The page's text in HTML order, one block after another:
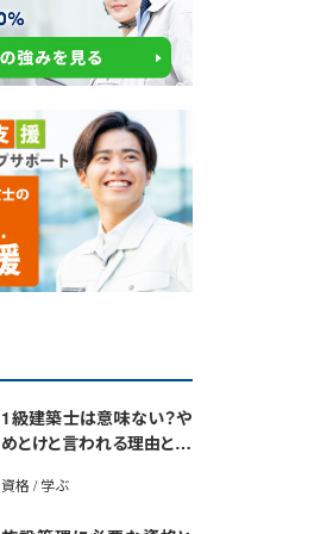
1級建築士は意味ない？や
めとけと言われる理由と取
資格 / 学ぶ